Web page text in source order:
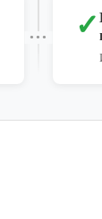
✓